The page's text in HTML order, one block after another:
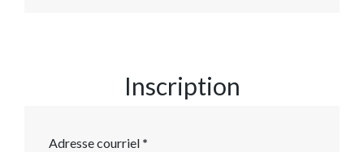
Inscription
Adresse courriel *